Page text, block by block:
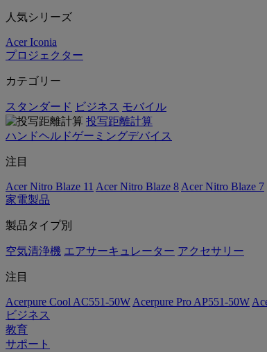
人気シリーズ
Acer Iconia
プロジェクター
カテゴリー
スタンダード ビジネス モバイル
投写距離計算
ハンドヘルドゲーミングデバイス
注目
Acer Nitro Blaze 11 Acer Nitro Blaze 8 Acer Nitro Blaze 7
家電製品
製品タイプ別
空気清浄機 エアサーキュレーター アクセサリー
注目
Acerpure Cool AC551-50W Acerpure Pro AP551-50W
ビジネス
教育
サポート